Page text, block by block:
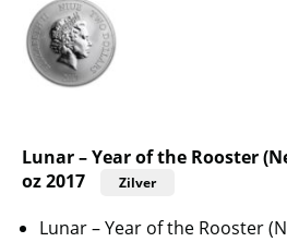
Lunar – Year of the Rooster
oz 2017
Zilver
Lunar – Year of the Rooster